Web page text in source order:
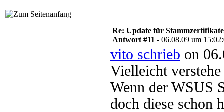
Re: Update für
Antwort #11 - 06.08.09 um
vito schrieb on
Vielleicht
Wenn der WSUS
doch diese schon